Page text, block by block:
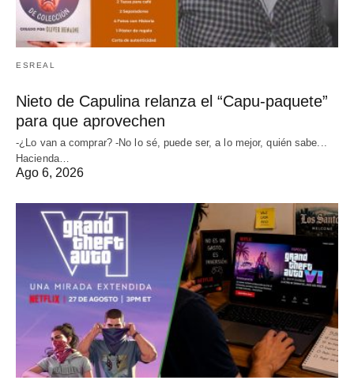
ESREAL
Nieto de Capulina relanza el “Capu-paquete”
para que aprovechen
-¿Lo van a comprar? -No lo sé, puede ser, a lo mejor, quién sabe...
Hacienda…
Ago 6, 2026